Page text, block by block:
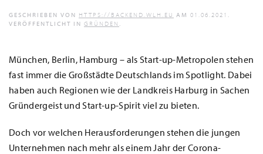
GESCHRIEBEN VON HTTPS://BACKEND.WLH.EU AM 01.06.2021
VERÖFFENTLICHT IN GRÜNDEN
München, Berlin, Hamburg – als Start-up-Metropolen stehen
fast immer die Großstädte Deutschlands im Spotlight. Dabei
haben auch Regionen wie der Landkreis Harburg in Sachen
Gründergeist und Start-up-Spirit viel zu bieten.
Doch vor welchen Herausforderungen stehen die jungen
Unternehmen nach mehr als einem Jahr der Corona-